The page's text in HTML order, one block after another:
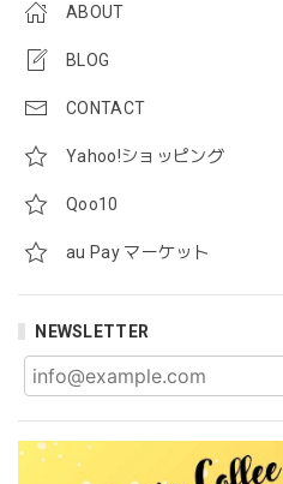
ABOUT
BLOG
CONTACT
Yahoo!ショッピング
Qoo10
au Pay マーケット
NEWSLETTER